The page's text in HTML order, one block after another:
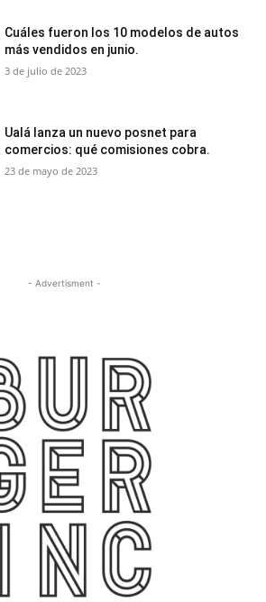
Cuáles fueron los 10 modelos de autos
más vendidos en junio.
3 de julio de 2023
Ualá lanza un nuevo posnet para
comercios: qué comisiones cobra.
23 de mayo de 2023
- Advertisment -